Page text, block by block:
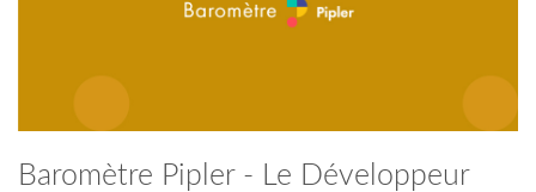
Baromètre Pipler - Le Développeur